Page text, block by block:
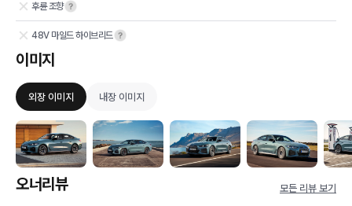
후륜 조향
48V 마일드 하이브리드
이미지
외장 이미지 내장 이미지
오너리뷰 모든 리뷰 보기